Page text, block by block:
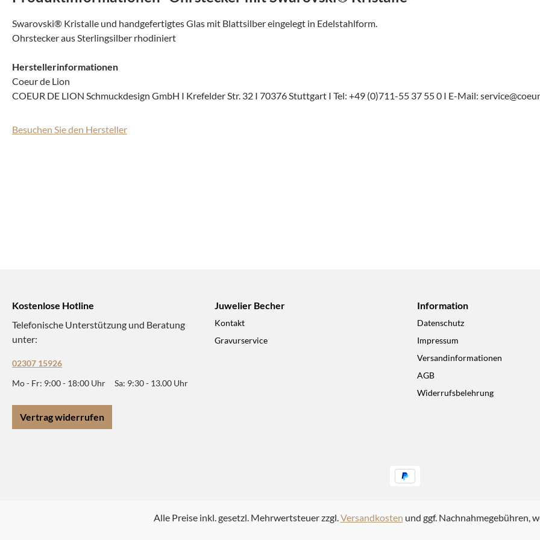
Swarovski® Kristalle und handgefertigtes Glas mit Blattsilber eingelegt in Edelstahlform.
Ohrstecker aus Sterlingsilber rhodiniert
Herstellerinformationen
Coeur de Lion
COEUR DE LION Schmuckdesign GmbH I Krefelder Str. 32 I 70376 Stuttgart I Tel: +49 (0)711-55 37 55 0 I E-Mail:
Besuchen Sie den Hersteller
Kostenlose Hotline
Telefonische Unterstützung und Beratung
unter:
02307 15926
Mo - Fr: 9:00 - 18:00 Uhr Sa: 9:30 - 13.00 Uhr
Vertrag widerrufen
Juwelier Becher
Kontakt
Gravurservice
Information
Datenschutz
Impressum
Versandinformationen
AGB
Widerrufsbelehrung
Alle Preise inkl. gesetzl. Mehrwertsteuer zzgl.Versandkosten und ggf. Nachnahmegebühren,